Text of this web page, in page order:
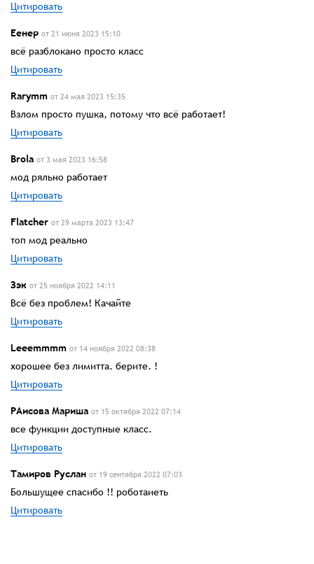
Цитировать
Еенер от 21 июня 2023 15:10
всё разблокано просто класс
Цитировать
Rarymm от 24 мая 2023 15:35
Взлом просто пушка, потому что всё работает!
Цитировать
Brola от 3 мая 2023 16:58
мод ряльно работает
Цитировать
Flatcher от 29 марта 2023 13:47
топ мод реально
Цитировать
Зэк от 25 ноября 2022 14:11
Всё без проблем! Качайте
Цитировать
Leeemmmm от 14 ноября 2022 08:38
хорошее без лимитта. берите. !
Цитировать
РАисова Мариша от 15 октября 2022 07:14
все функции доступные класс.
Цитировать
Тамиров Руслан от 19 сентября 2022 07:03
Большущее спасибо !! роботаиеть
Цитировать